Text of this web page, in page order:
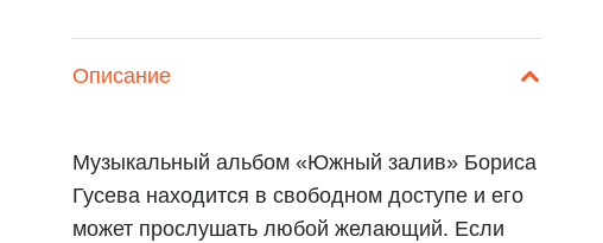
Описание
Музыкальный альбом «Южный залив» Бориса
Гусева находится в свободном доступе и его
может прослушать любой желающий. Если